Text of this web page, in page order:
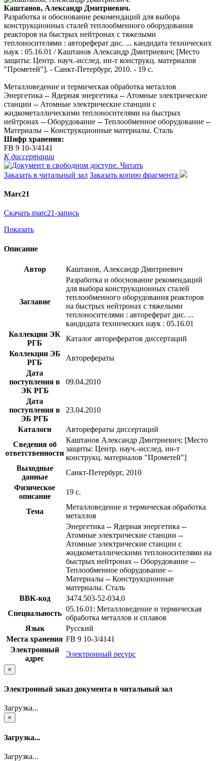
Каштанов, Александр Дмитриевич.
Разработка и обоснование рекомендаций для выбора
конструкционных сталей теплообменного оборудования
реакторов на быстрых нейтронах с тяжелыми
теплоносителями : автореферат дис. ... кандидата технических
наук : 05.16.01 / Каштанов Александр Дмитриевич; [Место
защиты: Центр. науч.-исслед. ин-т конструкц. материалов
"Прометей"]. - Санкт-Петербург, 2010. - 19 с.
Металловедение и термическая обработка металлов
Энергетика -- Ядерная энергетика -- Атомные электрические
станции -- Атомные электрические станции с
жидкометаллическими теплоносителями на быстрых
нейтронах -- Оборудование -- Теплообменное оборудование --
Материалы -- Конструкционные материалы. Сталь
Шифр хранения:
FB 9 10-3/4141
К диссертации
Читать
Заказать в читальный зал Заказать копию фрагмента
Marc21
Скачать marc21-запись
Показать
Описание
Автор Каштанов, Александр Дмитриевич
Заглавие
Разработка и обоснование рекомендаций
для выбора конструкционных сталей
теплообменного оборудования реакторов
на быстрых нейтронах с тяжелыми
теплоносителями : автореферат дис. ...
кандидата технических наук : 05.16.01
Коллекции ЭК
РГБ
Каталог авторефератов диссертаций
Коллекции ЭБ
РГБ
Авторефераты
Дата
поступления в
ЭК РГБ
09.04.2010
Дата
поступления в
ЭБ РГБ
23.04.2010
Каталоги
Авторефераты диссертаций
Сведения об
ответственности
Каштанов Александр Дмитриевич; [Место
защиты: Центр. науч.-исслед. ин-т
конструкц. материалов "Прометей"]
Выходные
данные
Санкт-Петербург, 2010
Физическое
описание
19 с.
Тема
Металловедение и термическая обработка
металлов
Энергетика -- Ядерная энергетика --
Атомные электрические станции --
Атомные электрические станции с
жидкометаллическими теплоносителями на
быстрых нейтронах -- Оборудование --
Теплообменное оборудование --
Материалы -- Конструкционные
материалы. Сталь
BBK-код
З474.503-52-034,0
Специальность
05.16.01: Металловедение и термическая
обработка металлов и сплавов
Язык
Русский
Места хранения FB 9 10-3/4141
Электронный
адрес
Электронный ресурс
×
Электронный заказ документа в читальный зал
Загрузка...
×
Загрузка...
Загрузка...